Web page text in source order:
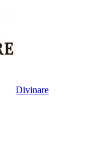
Divinare